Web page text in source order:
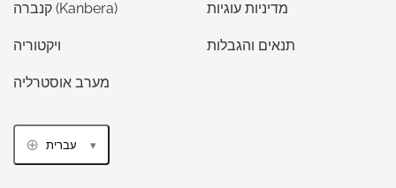
קנברה (Kanbera)
ויקטוריה
מערב אוסטרליה
מדיניות עוגיות
תנאים והגבלות
עברית